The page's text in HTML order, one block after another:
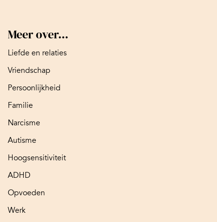
Meer over...
Liefde en relaties
Vriendschap
Persoonlijkheid
Familie
Narcisme
Autisme
Hoogsensitiviteit
ADHD
Opvoeden
Werk